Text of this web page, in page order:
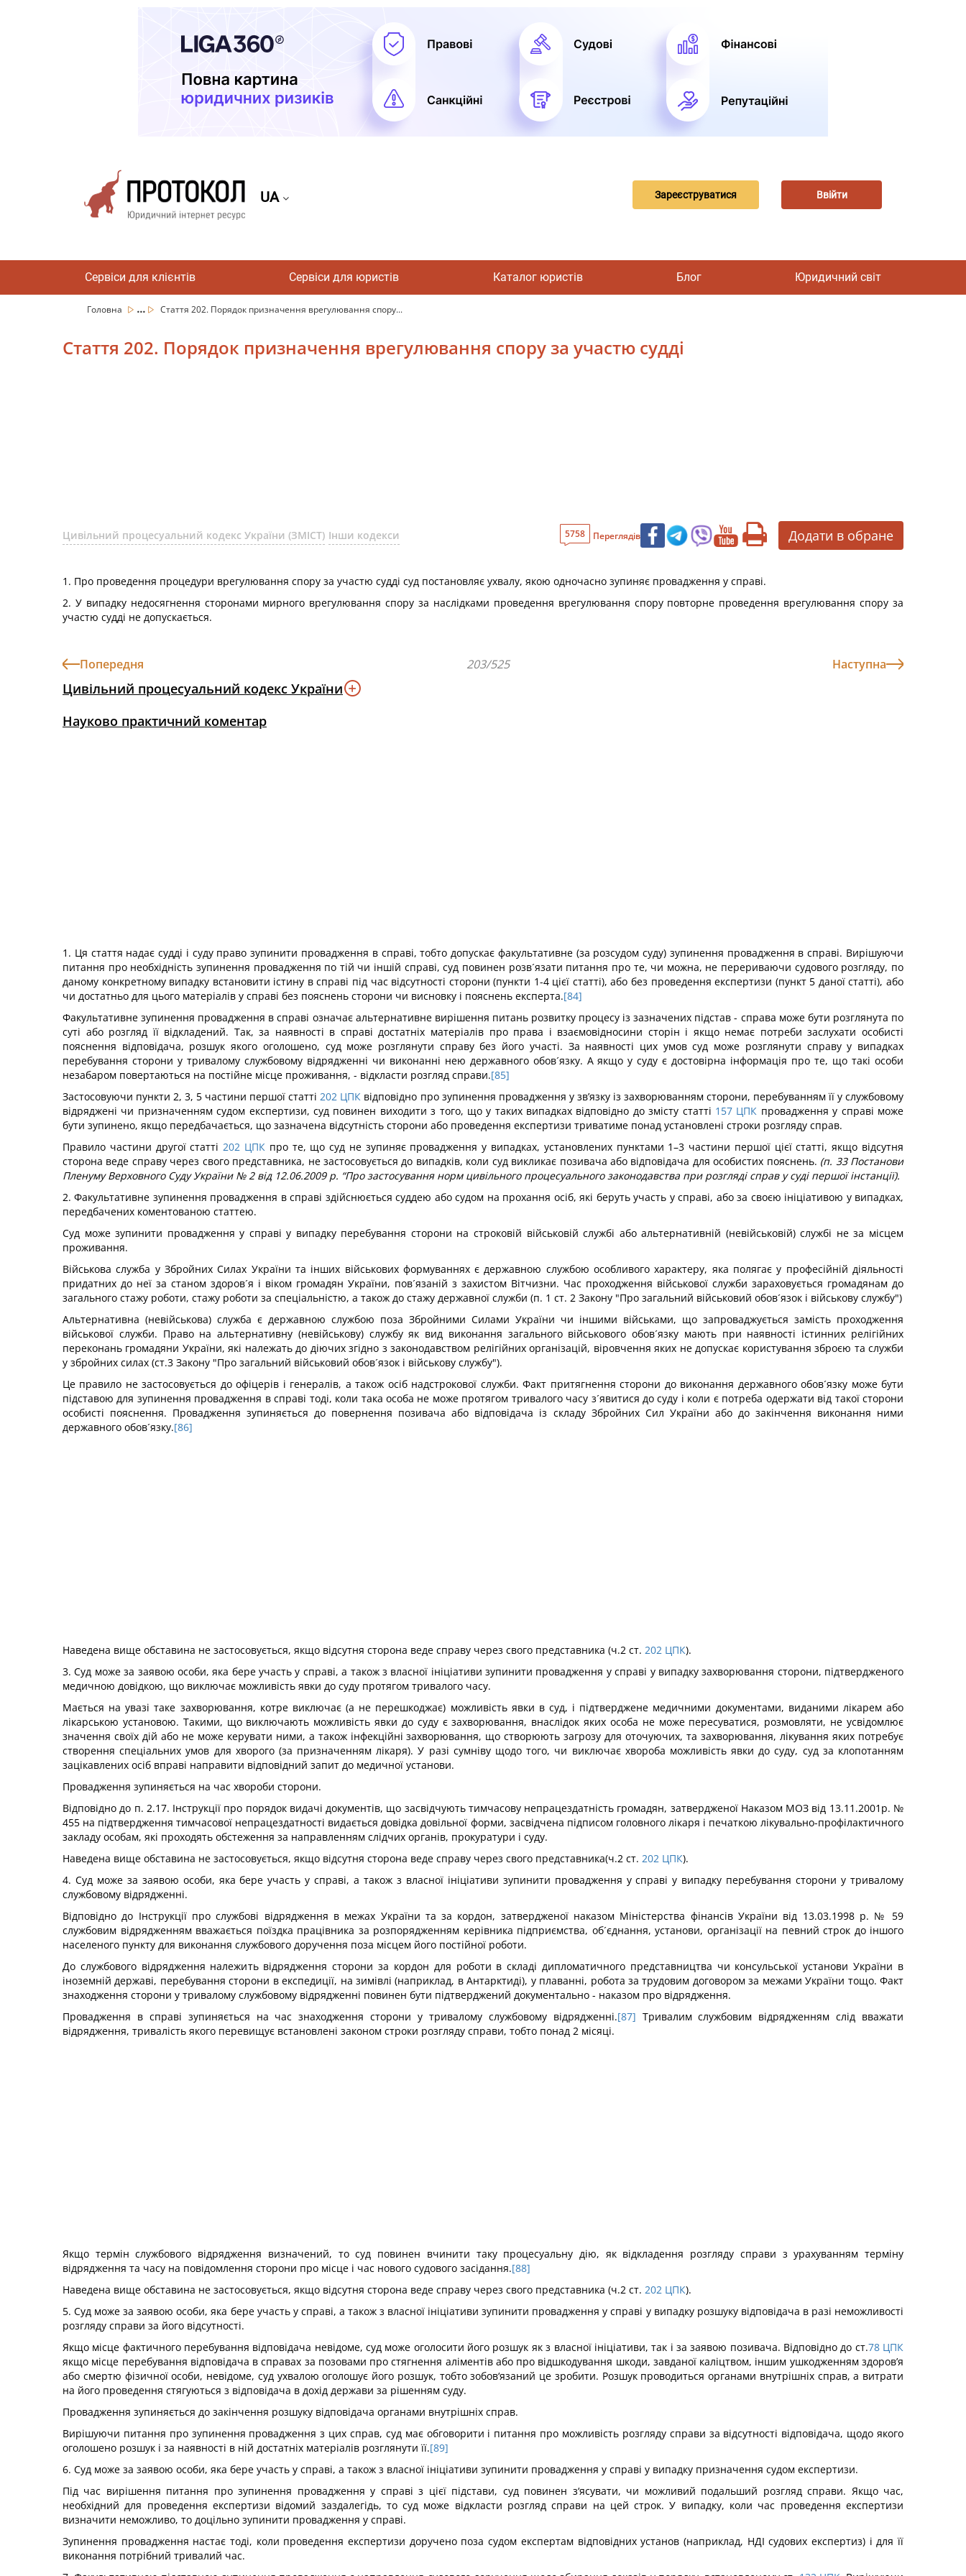
UA Зареєструватися Ввійти
Сервіси для клієнтів Сервіси для юристів Каталог юристів Блог Юридичний світ
Головна ... Стаття 202. Порядок призначення врегулювання спору...
Стаття 202. Порядок призначення врегулювання спору за участю судді
Цивільний процесуальний кодекс України (ЗМІСТ) Інши кодекси 5758 Переглядів Додати в обране
1. Про проведення процедури врегулювання спору за участю судді суд постановляє ухвалу, якою одночасно зупиняє провадження у справі.
2. У випадку недосягнення сторонами мирного врегулювання спору за наслідками проведення врегулювання спору повторне проведення врегулювання спору за
участю судді не допускається.
Попередня 203/525 Наступна
Цивільний процесуальний кодекс України
Науково практичний коментар
1. Ця стаття надає судді і суду право зупинити провадження в справі, тобто допускає факультативне (за розсудом суду) зупинення провадження в справі. Вирішуючи
питання про необхідність зупинення провадження по тій чи іншій справі, суд повинен розв´язати питання про те, чи можна, не перериваючи судового розгляду, по
даному конкретному випадку встановити істину в справі під час відсутності сторони (пункти 1-4 цієї статті), або без проведення експертизи (пункт 5 даної статті), або
чи достатньо для цього матеріалів у справі без пояснень сторони чи висновку і пояснень експерта.[84]
Факультативне зупинення провадження в справі означає альтернативне вирішення питань розвитку процесу із зазначених підстав - справа може бути розглянута по
суті або розгляд її відкладений. Так, за наявності в справі достатніх матеріалів про права і взаємовідносини сторін і якщо немає потреби заслухати особисті
пояснення відповідача, розшук якого оголошено, суд може розглянути справу без його участі. За наявності цих умов суд може розглянути справу у випадках
перебування сторони у тривалому службовому відрядженні чи виконанні нею державного обов´язку. А якщо у суду є достовірна інформація про те, що такі особи
незабаром повертаються на постійне місце проживання, - відкласти розгляд справи.[85]
Застосовуючи пункти 2, 3, 5 частини першої статті 202 ЦПК відповідно про зупинення провадження у зв’язку із захворюванням сторони, перебуванням її у службовому
відряджені чи призначенням судом експертизи, суд повинен виходити з того, що у таких випадках відповідно до змісту статті 157 ЦПК провадження у справі може
бути зупинено, якщо передбачається, що зазначена відсутність сторони або проведення експертизи триватиме понад установлені строки розгляду справ.
Правило частини другої статті 202 ЦПКпро те, що суд не зупиняє провадження у випадках, установлених пунктами 1–3 частини першої цієї статті, якщо відсутня
сторона веде справу через свого представника, не застосовується до випадків, коли суд викликає позивача або відповідача для особистих пояснень. (п. 33 Постанови
Пленуму Верховного Суду України № 2 від 12.06.2009 р. “Про застосування норм цивільного процесуального законодавства при розгляді справ у суді першої інстанції).
2. Факультативне зупинення провадження в справі здійснюється суддею або судом на прохання осіб, які беруть участь у справі, або за своєю ініціативою у випадках,
передбачених коментованою статтею.
Суд може зупинити провадження у справі у випадку перебування сторони на строковій військовій службі або альтернативній (невійськовій) службі не за місцем
проживання.
Військова служба у Збройних Силах України та інших військових формуваннях є державною службою особливого характеру, яка полягає у професійній діяльності
придатних до неї за станом здоров´я і віком громадян України, пов´язаній з захистом Вітчизни. Час проходження військової служби зараховується громадянам до
загального стажу роботи, стажу роботи за спеціальністю, а також до стажу державної служби (п. 1 ст. 2 Закону "Про загальний військовий обов´язок і військову службу")
Альтернативна (невійськова) служба є державною службою поза Збройними Силами України чи іншими військами, що запроваджується замість проходження
військової служби. Право на альтернативну (невійськову) службу як вид виконання загального військового обов´язку мають при наявності істинних релігійних
переконань громадяни України, які належать до діючих згідно з законодавством релігійних організацій, віровчення яких не допускає користування зброєю та служби
у збройних силах (ст.3 Закону "Про загальний військовий обов´язок і військову службу").
Це правило не застосовується до офіцерів і генералів, а також осіб надстрокової служби. Факт притягнення сторони до виконання державного обов´язку може бути
підставою для зупинення провадження в справі тоді, коли така особа не може протягом тривалого часу з´явитися до суду і коли є потреба одержати від такої сторони
особисті пояснення. Провадження зупиняється до повернення позивача або відповідача із складу Збройних Сил України або до закінчення виконання ними
державного обов´язку.[86]
Наведена вище обставина не застосовується, якщо відсутня сторона веде справу через свого представника (ч.2 ст. 202 ЦПК).
3. Суд може за заявою особи, яка бере участь у справі, а також з власної ініціативи зупинити провадження у справі у випадку захворювання сторони, підтвердженого
медичною довідкою, що виключає можливість явки до суду протягом тривалого часу.
Мається на увазі таке захворювання, котре виключає (а не перешкоджає) можливість явки в суд, і підтверджене медичними документами, виданими лікарем або
лікарською установою. Такими, що виключають можливість явки до суду є захворювання, внаслідок яких особа не може пересуватися, розмовляти, не усвідомлює
значення своїх дій або не може керувати ними, а також інфекційні захворювання, що створюють загрозу для оточуючих, та захворювання, лікування яких потребує
створення спеціальних умов для хворого (за призначенням лікаря). У разі сумніву щодо того, чи виключає хвороба можливість явки до суду, суд за клопотанням
зацікавлених осіб вправі направити відповідний запит до медичної установи.
Провадження зупиняється на час хвороби сторони.
Відповідно до п. 2.17. Інструкції про порядок видачі документів, що засвідчують тимчасову непрацездатність громадян, затвердженої Наказом МОЗ від 13.11.2001р. №
455 на підтвердження тимчасової непрацездатності видається довідка довільної форми, засвідчена підписом головного лікаря і печаткою лікувально-профілактичного
закладу особам, які проходять обстеження за направленням слідчих органів, прокуратури і суду.
Наведена вище обставина не застосовується, якщо відсутня сторона веде справу через свого представника(ч.2 ст. 202 ЦПК).
4. Суд може за заявою особи, яка бере участь у справі, а також з власної ініціативи зупинити провадження у справі у випадку перебування сторони у тривалому
службовому відрядженні.
Відповідно до Інструкції про службові відрядження в межах України та за кордон, затвердженої наказом Міністерства фінансів України від 13.03.1998 р. № 59
службовим відрядженням вважається поїздка працівника за розпорядженням керівника підприємства, об´єднання, установи, організації на певний строк до іншого
населеного пункту для виконання службового доручення поза місцем його постійної роботи.
До службового відрядження належить відрядження сторони за кордон для роботи в складі дипломатичного представництва чи консульської установи України в
іноземній державі, перебування сторони в експедиції, на зимівлі (наприклад, в Антарктиді), у плаванні, робота за трудовим договором за межами України тощо. Факт
знаходження сторони у тривалому службовому відрядженні повинен бути підтверджений документально - наказом про відрядження.
Провадження в справі зупиняється на час знаходження сторони у тривалому службовому відрядженні.[87] Тривалим службовим відрядженням слід вважати
відрядження, тривалість якого перевищує встановлені законом строки розгляду справи, тобто понад 2 місяці.
Якщо термін службового відрядження визначений, то суд повинен вчинити таку процесуальну дію, як відкладення розгляду справи з урахуванням терміну
відрядження та часу на повідомлення сторони про місце і час нового судового засідання.[88]
Наведена вище обставина не застосовується, якщо відсутня сторона веде справу через свого представника (ч.2 ст. 202 ЦПК).
5. Суд може за заявою особи, яка бере участь у справі, а також з власної ініціативи зупинити провадження у справі у випадку розшуку відповідача в разі неможливості
розгляду справи за його відсутності.
Якщо місце фактичного перебування відповідача невідоме, суд може оголосити його розшук як з власної ініціативи, так і за заявою позивача. Відповідно до ст.78 ЦПК
якщо місце перебування відповідача в справах за позовами про стягнення аліментів або про відшкодування шкоди, завданої каліцтвом, іншим ушкодженням здоров’я
або смертю фізичної особи, невідоме, суд ухвалою оголошує його розшук, тобто зобов‘язаний це зробити. Розшук проводиться органами внутрішніх справ, а витрати
на його проведення стягуються з відповідача в дохід держави за рішенням суду.
Провадження зупиняється до закінчення розшуку відповідача органами внутрішніх справ.
Вирішуючи питання про зупинення провадження з цих справ, суд має обговорити і питання про можливість розгляду справи за відсутності відповідача, щодо якого
оголошено розшук і за наявності в ній достатніх матеріалів розглянути її.[89]
6. Суд може за заявою особи, яка бере участь у справі, а також з власної ініціативи зупинити провадження у справі у випадку призначення судом експертизи.
Під час вирішення питання про зупинення провадження у справі з цієї підстави, суд повинен з‘ясувати, чи можливий подальший розгляд справи. Якщо час,
необхідний для проведення експертизи відомий заздалегідь, то суд може відкласти розгляд справи на цей строк. У випадку, коли час проведення експертизи
визначити неможливо, то доцільно зупинити провадження у справі.
Зупинення провадження настає тоді, коли проведення експертизи доручено поза судом експертам відповідних установ (наприклад, НДІ судових експертиз) і для її
виконання потрібний тривалий час.